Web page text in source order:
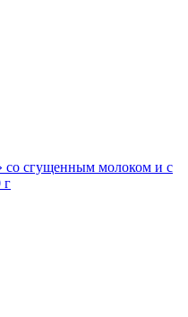
со сгущенным молоком и с
г